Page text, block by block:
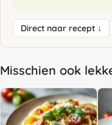
Direct naar recept ↓
Misschien ook